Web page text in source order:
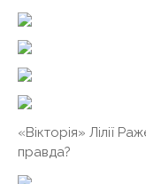
«Вікторія» Лілії
правда?